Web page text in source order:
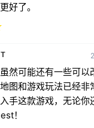
好了。
然可能还有一些可以
图和游戏玩法已经非
手这款游戏，无论你
！